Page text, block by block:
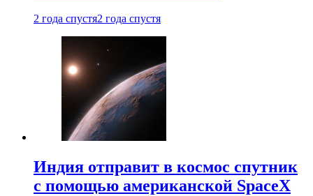
2 года спустя2 года спустя
Индия отправит в космос спутник
с помощью американской SpaceX